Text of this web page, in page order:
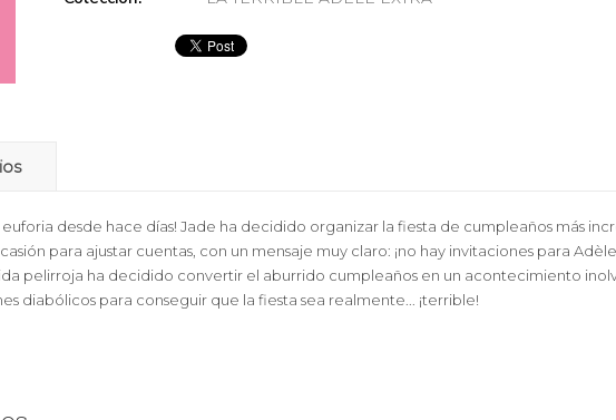
desde hace días! Jade ha decidido organizar la fiesta de cumpleaños más
para ajustar cuentas, con un mensaje muy claro: ¡no hay invitaciones para
pelirroja ha decidido convertir el aburrido cumpleaños en un acontecimiento
diabólicos para conseguir que la fiesta sea realmente... ¡terrible!